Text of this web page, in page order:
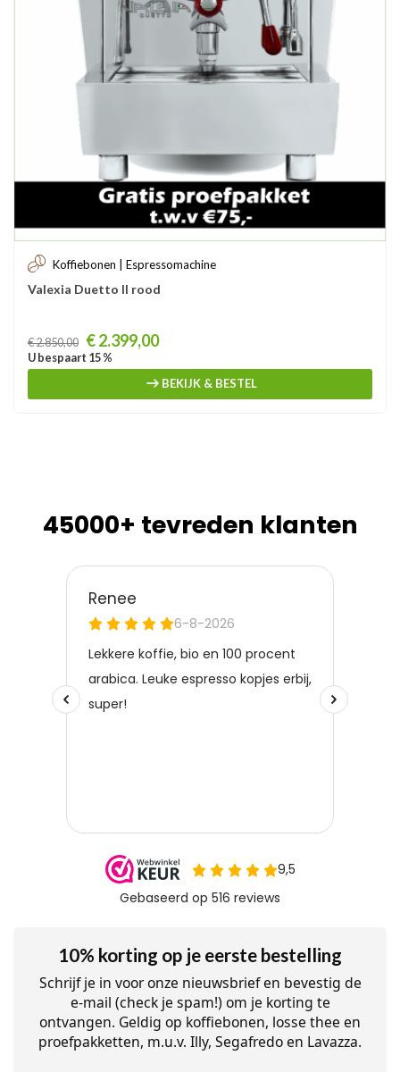
Koffiebonen | Espressomachine
Valexia Duetto II rood
Prijs
€ 2.850,00 € 2.399,00
U bespaart 15 %
BEKIJK & BESTEL
45000+ tevreden klanten
10% korting op je eerste bestelling
Schrijf je in voor onze nieuwsbrief en bevestig de
e-mail (check je spam!) om je korting te
ontvangen. Geldig op koffiebonen, losse thee en
proefpakketten, m.u.v. Illy, Segafredo en Lavazza.